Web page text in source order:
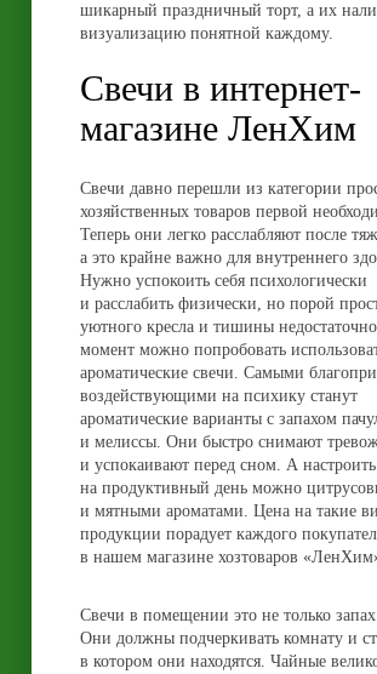
шикарный праздничный торт, а их
визуализацию понятной каждому.
Свечи в интернет-
магазине ЛенХим
Свечи давно перешли из категории
хозяйственных товаров первой
Теперь они легко расслабляют после
а это крайне важно для внутреннего
Нужно успокоить себя психологически
и расслабить физически, но порой
уютного кресла и тишины
момент можно попробовать
ароматические свечи. Самыми
воздействующими на психику станут
ароматические варианты с запахом
и мелиссы. Они быстро снимают
и успокаивают перед сном. А настроить
на продуктивный день можно
и мятными ароматами. Цена на такие
продукции порадует каждого
в нашем магазине хозтоваров
Свечи в помещении это не только запах
Они должны подчеркивать комнату и
в котором они находятся. Чайные